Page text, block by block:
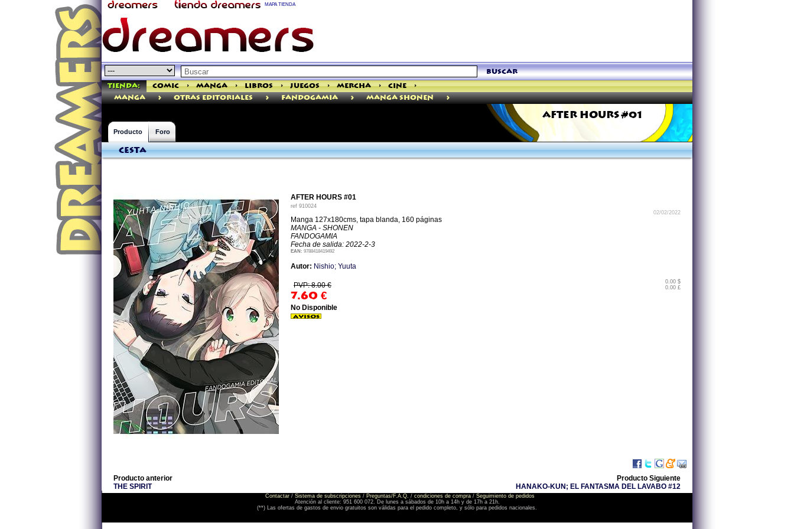
MAPA TIENDA
buscar
Tienda: Comic > Manga > Libros > Juegos > Mercha > Cine
>
manga
> Otras Editoriales > Fandogamia > Manga Shonen >
AFTER HOURS #01
Producto Foro
Cesta
AFTER HOURS #01
ref 910024
02/02/2022
Manga 127x180cms, tapa blanda, 160 páginas
MANGA - SHONEN
FANDOGAMIA
Fecha de salida: 2022-2-3
EAN: 9788418419492
Autor: Nishio; Yuuta
PVP: 8.00 €
7.60 €
0.00 $
0.00 £
No Disponible
Producto anterior
THE SPIRIT
Producto Siguiente
HANAKO-KUN; EL FANTASMA DEL LAVABO #12
Contactar / Sistema de subscripciones / Preguntas/F.A.Q. / condiciones de compra / Seguimiento de pedidos
Atención al cliente: 951 600 072. De lunes a sábados de 10h a 14h y de 17h a 21h.
(**) Las ofertas de gastos de envio gratuitos son válidas para el pedido completo, y sólo para pedidos nacionales.